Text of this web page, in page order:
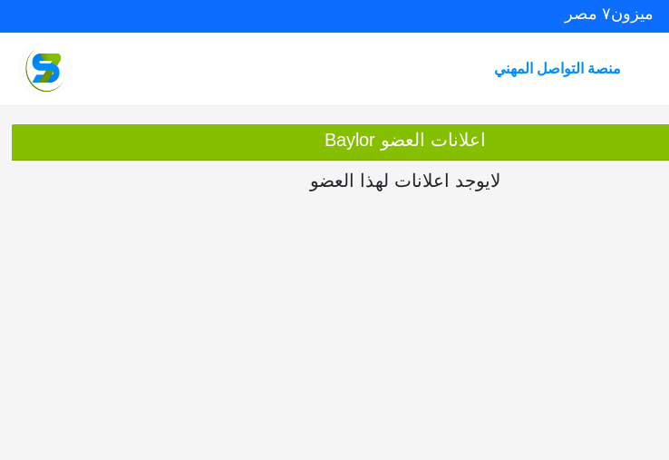
ميزون٧ مصر
منصة التواصل المهني
اعلانات العضو Baylor
لايوجد اعلانات لهذا العضو